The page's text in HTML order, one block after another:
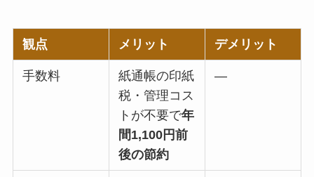
観点 メリット デメリット
手数料
紙通帳の印紙
税・管理コス
トが不要で年
間1,100円前
後の節約
―